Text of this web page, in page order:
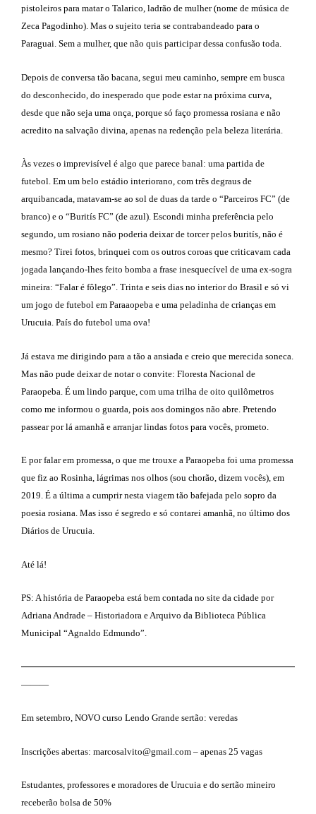
pistoleiros para matar o Talarico, ladrão de mulher (nome de música de
Zeca Pagodinho). Mas o sujeito teria se contrabandeado para o
Paraguai. Sem a mulher, que não quis participar dessa confusão toda.
Depois de conversa tão bacana, segui meu caminho, sempre em busca
do desconhecido, do inesperado que pode estar na próxima curva,
desde que não seja uma onça, porque só faço promessa rosiana e não
acredito na salvação divina, apenas na redenção pela beleza literária.
Às vezes o imprevisível é algo que parece banal: uma partida de
futebol. Em um belo estádio interiorano, com três degraus de
arquibancada, matavam-se ao sol de duas da tarde o “Parceiros FC” (de
branco) e o “Buritís FC” (de azul). Escondi minha preferência pelo
segundo, um rosiano não poderia deixar de torcer pelos buritís, não é
mesmo? Tirei fotos, brinquei com os outros coroas que criticavam cada
jogada lançando-lhes feito bomba a frase inesquecível de uma ex-sogra
mineira: “Falar é fôlego”. Trinta e seis dias no interior do Brasil e só vi
um jogo de futebol em Paraaopeba e uma peladinha de crianças em
Urucuia. País do futebol uma ova!
Já estava me dirigindo para a tão a ansiada e creio que merecida soneca.
Mas não pude deixar de notar o convite: Floresta Nacional de
Paraopeba. É um lindo parque, com uma trilha de oito quilômetros
como me informou o guarda, pois aos domingos não abre. Pretendo
passear por lá amanhã e arranjar lindas fotos para vocês, prometo.
E por falar em promessa, o que me trouxe a Paraopeba foi uma promessa
que fiz ao Rosinha, lágrimas nos olhos (sou chorão, dizem vocês), em
2019. É a última a cumprir nesta viagem tão bafejada pelo sopro da
poesia rosiana. Mas isso é segredo e só contarei amanhã, no último dos
Diários de Urucuia.
Até lá!
PS: A história de Paraopeba está bem contada no site da cidade por
Adriana Andrade – Historiadora e Arquivo da Biblioteca Pública
Municipal “Agnaldo Edmundo”.
———
Em setembro, NOVO curso Lendo Grande sertão: veredas
Inscrições abertas: marcosalvito@gmail.com – apenas 25 vagas
Estudantes, professores e moradores de Urucuia e do sertão mineiro
receberão bolsa de 50%